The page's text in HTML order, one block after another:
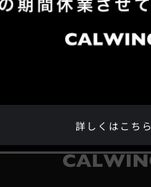
詳しくはこちら